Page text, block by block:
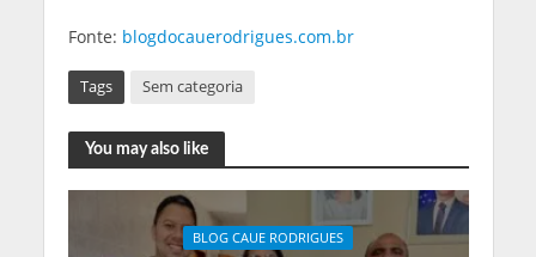
Fonte: blogdocauerodrigues.com.br
Tags Sem categoria
You may also like
BLOG CAUE RODRIGUES